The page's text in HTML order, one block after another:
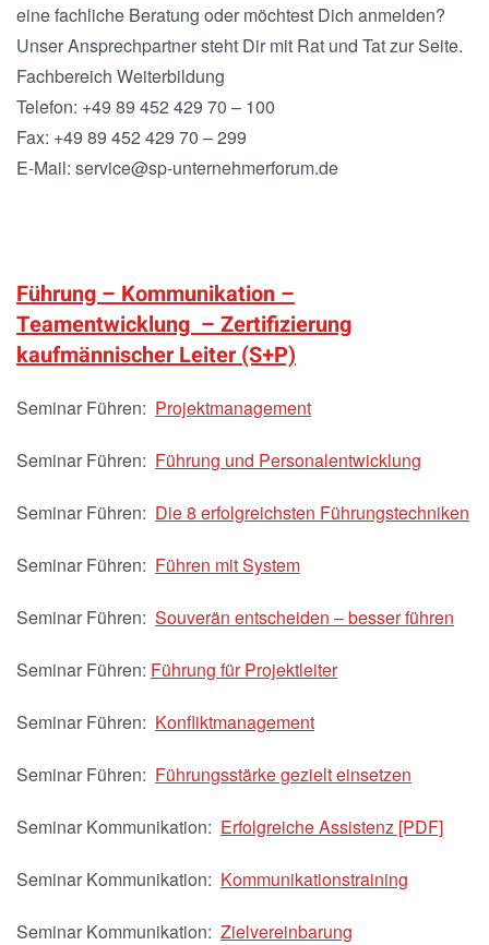
eine fachliche Beratung oder möchtest Dich anmelden?
Unser Ansprechpartner steht Dir mit Rat und Tat zur Seite.
Fachbereich Weiterbildung
Telefon: +49 89 452 429 70 – 100
Fax: +49 89 452 429 70 – 299
E-Mail: service@sp-unternehmerforum.de
Führung – Kommunikation –
Teamentwicklung – Zertifizierung
kaufmännischer Leiter (S+P)
Seminar Führen: Projektmanagement
Seminar Führen: Führung und Personalentwicklung
Seminar Führen: Die 8 erfolgreichsten Führungstechniken
Seminar Führen: Führen mit System
Seminar Führen: Souverän entscheiden – besser führen
Seminar Führen: Führung für Projektleiter
Seminar Führen: Konfliktmanagement
Seminar Führen: Führungsstärke gezielt einsetzen
Seminar Kommunikation: Erfolgreiche Assistenz [PDF]
Seminar Kommunikation: Kommunikationstraining
Seminar Kommunikation: Zielvereinbarung